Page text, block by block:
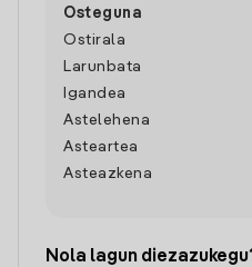
Osteguna
Ostirala
Larunbata
Igandea
Astelehena
Asteartea
Asteazkena
Nola lagun